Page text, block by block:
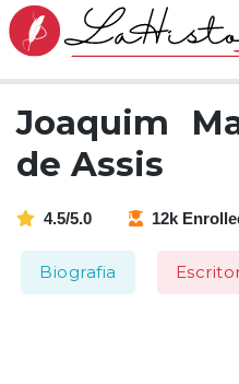
Joaquim
de Assis
4.5/5.0 12k
Biografia